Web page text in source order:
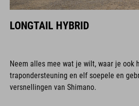
LONGTAIL HYBRID
Neem alles mee wat je wilt, waar je ook
trapondersteuning en elf soepele en
versnellingen van Shimano.